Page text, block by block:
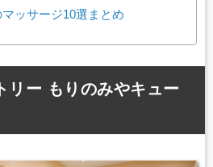
ッサージ10選まとめ
リー もりのみやキュー